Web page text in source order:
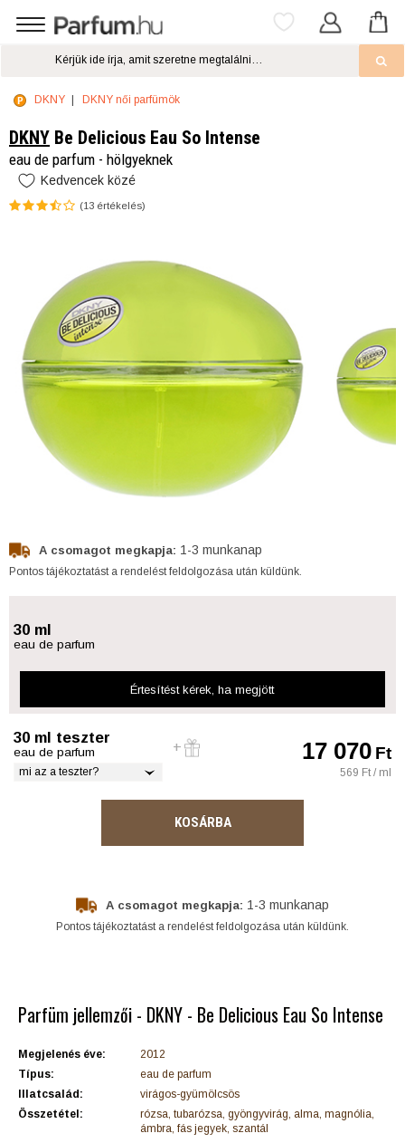
DKNY DKNY női parfümök
DKNY Be Delicious Eau So Intense
eau de parfum - hölgyeknek
Kedvencek közé
(13 értékelés)
A csomagot megkapja: 1-3 munkanap
Pontos tájékoztatást a rendelést feldolgozása után küldünk.
30 ml
eau de parfum
Értesítést kérek , ha megjött
30 ml teszter
eau de parfum
mi az a teszter?
17 070Ft
569 Ft / ml
KOSÁRBA
A csomagot megkapja: 1-3 munkanap
Pontos tájékoztatást a rendelést feldolgozása után küldünk.
Parfüm jellemzői - DKNY - Be Delicious Eau So Intense
Megjelenés éve:
2012
Típus:
eau de parfum
Illatcsalád:
virágos-gyümölcsös
Összetétel:
rózsa, tubarózsa, gyöngyvirág, alma, magnólia,
ámbra, fás jegyek, szantál